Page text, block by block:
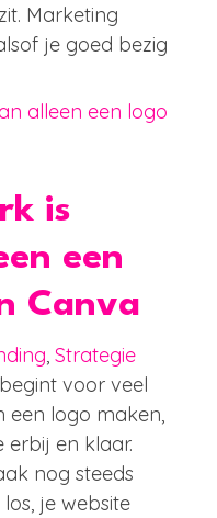
Marketing
je goed bezig
is
een
Canva
, Strategie
voor veel
een logo maken,
erbij en klaar.
nog steeds
je website